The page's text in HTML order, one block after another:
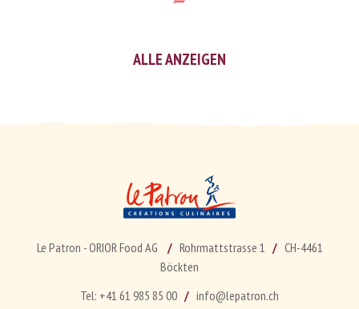
ALLE ANZEIGEN
Le Patron - ORIOR Food AG Rohrmattstrasse 1
CH-4461
Böckten
Tel: +41 61 985 85 00 info@lepatron.ch